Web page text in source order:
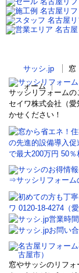
サッシ.jp
窓
ォーム
サッシリフォーム
セイワ株式会社（愛
かせください！
⇒サッシリフォーム
窓やサッシのリフ